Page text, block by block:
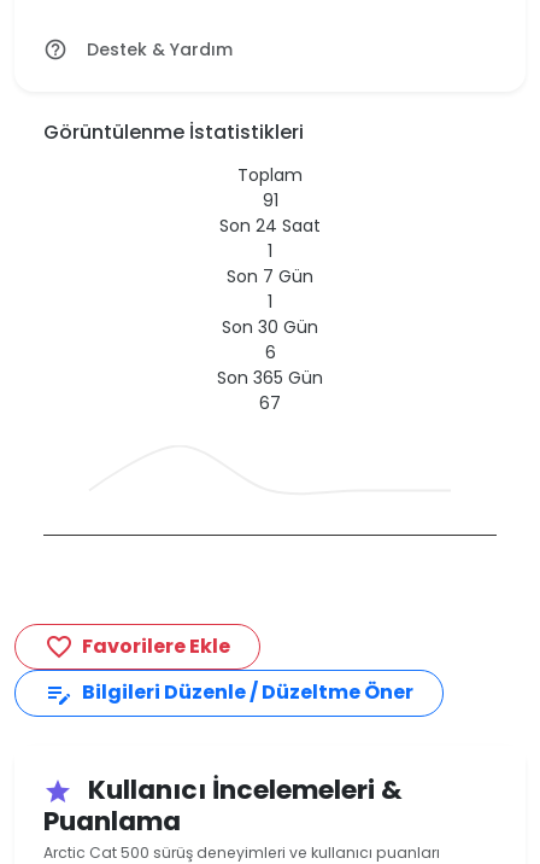
help_outline Destek & Yardım
Görüntülenme İstatistikleri
Toplam
91
Son 24 Saat
1
Son 7 Gün
1
Son 30 Gün
6
Son 365 Gün
67
favorite_border Favorilere Ekle
edit_note Bilgileri Düzenle / Düzeltme Öner
star
Kullanıcı İncelemeleri &
Puanlama
Arctic Cat 500 sürüş deneyimleri ve kullanıcı puanları